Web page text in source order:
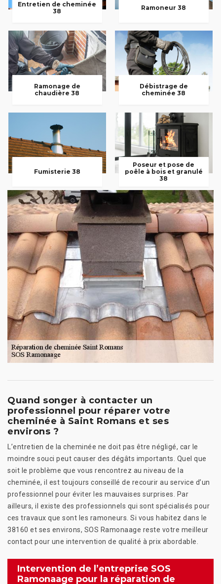
Entretien de cheminée
38
Ramoneur 38
Ramonage de
chaudière 38
Débistrage de
cheminée 38
Fumisterie 38
Poseur et pose de
poêle à bois et granulé
38
Quand songer à contacter un
professionnel pour réparer votre
cheminée à Saint Romans et ses
environs ?
L’entretien de la cheminée ne doit pas être négligé, car le
moindre souci peut causer des dégâts importants. Quel que
soit le problème que vous rencontrez au niveau de la
cheminée, il est toujours conseillé de recourir au service d’un
professionnel pour éviter les mauvaises surprises. Par
ailleurs, il existe des professionnels qui sont spécialisés pour
ces travaux que sont les ramoneurs. Si vous habitez dans le
38160 et ses environs, SOS Ramonaage reste votre meilleur
contact pour une intervention de qualité à prix abordable.
Intervention de l’entreprise SOS
Ramonaage pour la réparation de